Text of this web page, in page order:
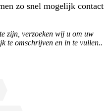
zo snel mogelijk contact
zijn, verzoeken wij u om uw
te omschrijven en in te vullen..